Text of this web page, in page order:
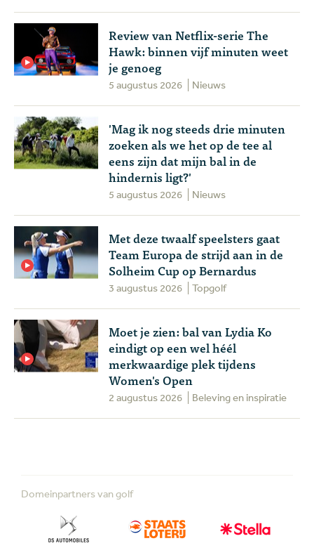
Review van Netflix-serie The
Hawk: binnen vijf minuten weet
je genoeg
5 augustus 2026 Nieuws
'Mag ik nog steeds drie minuten
zoeken als we het op de tee al
eens zijn dat mijn bal in de
hindernis ligt?'
5 augustus 2026 Nieuws
Met deze twaalf speelsters gaat
Team Europa de strijd aan in de
Solheim Cup op Bernardus
3 augustus 2026 Topgolf
Moet je zien: bal van Lydia Ko
eindigt op een wel héél
merkwaardige plek tijdens
Women's Open
2 augustus 2026 Beleving en inspiratie
Domeinpartners van golf